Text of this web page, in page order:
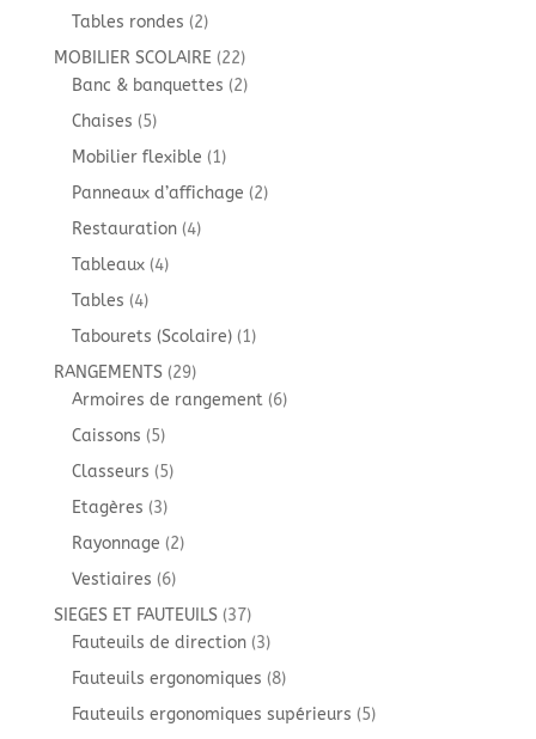
Tables rondes 22
produits
MOBILIER SCOLAIRE 2222
produits
Banc & banquettes 22
Chaises 55
produits
Mobilier flexible 11
produit
Panneaux d’affichage 22
Restauration 44
Tableaux 44
Tables 44
produits
Tabourets (Scolaire) 11
RANGEMENTS 2929
produits
Armoires de rangement 66
Caissons 55
produits
Classeurs 55
Etagères 33
produits
Rayonnage 22
Vestiaires 66
produits
SIEGES ET FAUTEUILS 3737
produits
Fauteuils de direction 33
produits
Fauteuils ergonomiques 88
produits
Fauteuils ergonomiques supérieurs 55